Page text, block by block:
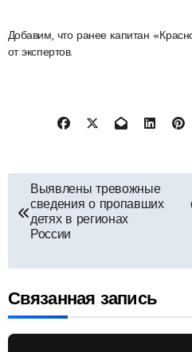
Добавим, что ранее капитан
от экспертов.
Навигация
по
Выявлены тревожные
сведения о пропавших
детях в регионах
России
Связанная запись